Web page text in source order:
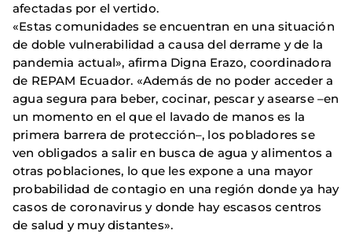
afectadas por el vertido.
«Estas comunidades se encuentran en una situación
de doble vulnerabilidad a causa del derrame y de la
pandemia actual», afirma Digna Erazo, coordinadora
de REPAM Ecuador. «Además de no poder acceder a
agua segura para beber, cocinar, pescar y asearse –en
un momento en el que el lavado de manos es la
primera barrera de protección–, los pobladores se
ven obligados a salir en busca de agua y alimentos a
otras poblaciones, lo que les expone a una mayor
probabilidad de contagio en una región donde ya hay
casos de coronavirus y donde hay escasos centros
de salud y muy distantes».